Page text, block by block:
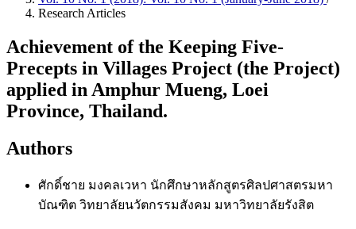
Research Articles
Achievement of the Keeping Five-
Precepts in Villages Project (the Project)
applied in Amphur Mueng, Loei
Province, Thailand.
Authors
ศักดิ์ชาย มงคลเวหา นักศึกษาหลักสูตรศิลปศาสตรมหา
บัณฑิต วิทยาลัยนวัตกรรมสังคม มหาวิทยาลัยรังสิต